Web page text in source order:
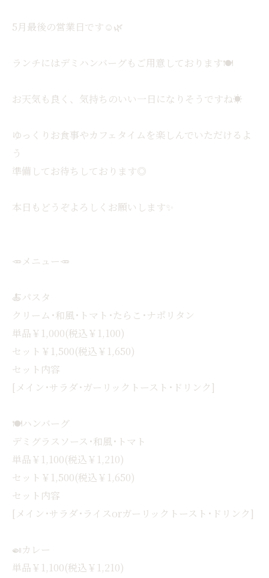
5月最後の営業日です☺️🌿
ランチにはデミハンバーグもご用意しております🍽️
お天気も良く、気持ちのいい一日になりそうですね☀️
ゆっくりお食事やカフェタイムを楽しんでいただけるよ
う
準備してお待ちしております◎
本日もどうぞよろしくお願いします✨
🥕メニュー🥕
🍝パスタ
クリーム･和風･トマト･たらこ･ナポリタン
単品￥1,000(税込￥1,100)
セット￥1,500(税込￥1,650)
セット内容
[メイン･サラダ･ガーリックトースト･ドリンク]
🍽ハンバーグ
デミグラスソース･和風･トマト
単品￥1,100(税込￥1,210)
セット￥1,500(税込￥1,650)
セット内容
[メイン･サラダ･ライスorガーリックトースト･ドリンク]
🍛カレー
単品￥1,100(税込￥1,210)